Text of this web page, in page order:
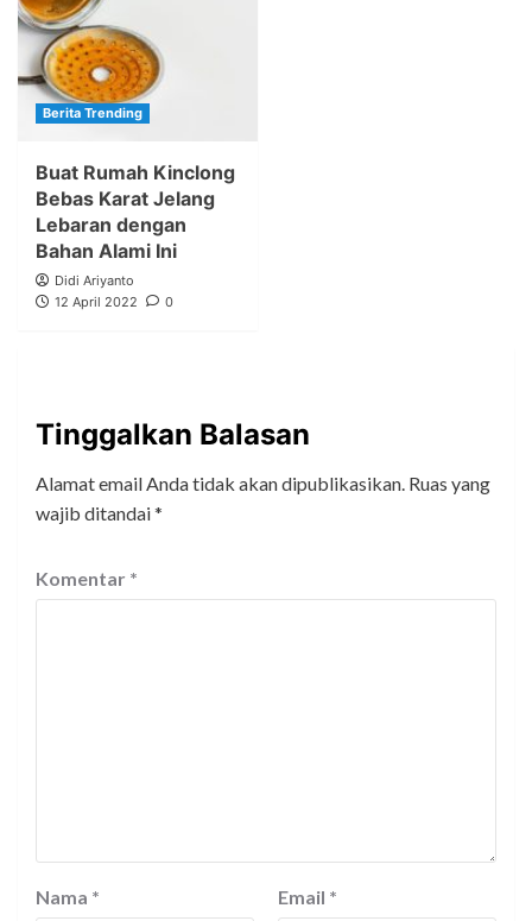
Berita Trending
Buat Rumah Kinclong
Bebas Karat Jelang
Lebaran dengan
Bahan Alami Ini
Didi Ariyanto
12 April 2022
0
Tinggalkan Balasan
Alamat email Anda tidak akan dipublikasikan. Ruas yang
wajib ditandai*
Komentar *
Nama * Email *